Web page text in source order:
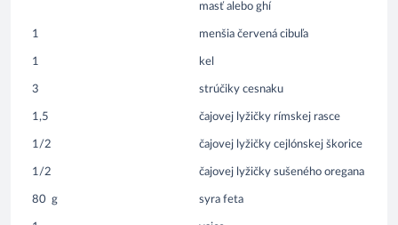
masť alebo ghí
1 menšia červená cibuľa
1 kel
3 strúčiky cesnaku
1,5 čajovej lyžičky rímskej rasce
1/2 čajovej lyžičky cejlónskej škorice
1/2 čajovej lyžičky sušeného oregana
80 g syra feta